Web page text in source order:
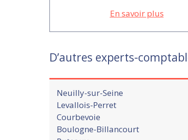
En savoir plus
D’autres experts-
Neuilly-sur-Seine
Levallois-Perret
Courbevoie
Boulogne-Billancourt